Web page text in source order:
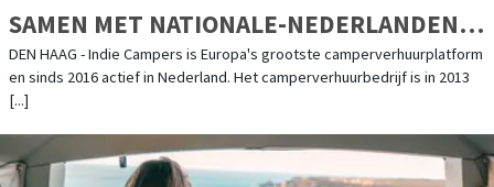
SAMEN MET NATIONALE-NEDERLANDEN
MEE AAN CAMPER DEKKING
DEN HAAG - Indie Campers is Europa's grootste camperverhuurplatform
en sinds 2016 actief in Nederland. Het camperverhuurbedrijf is in 2013
[...]